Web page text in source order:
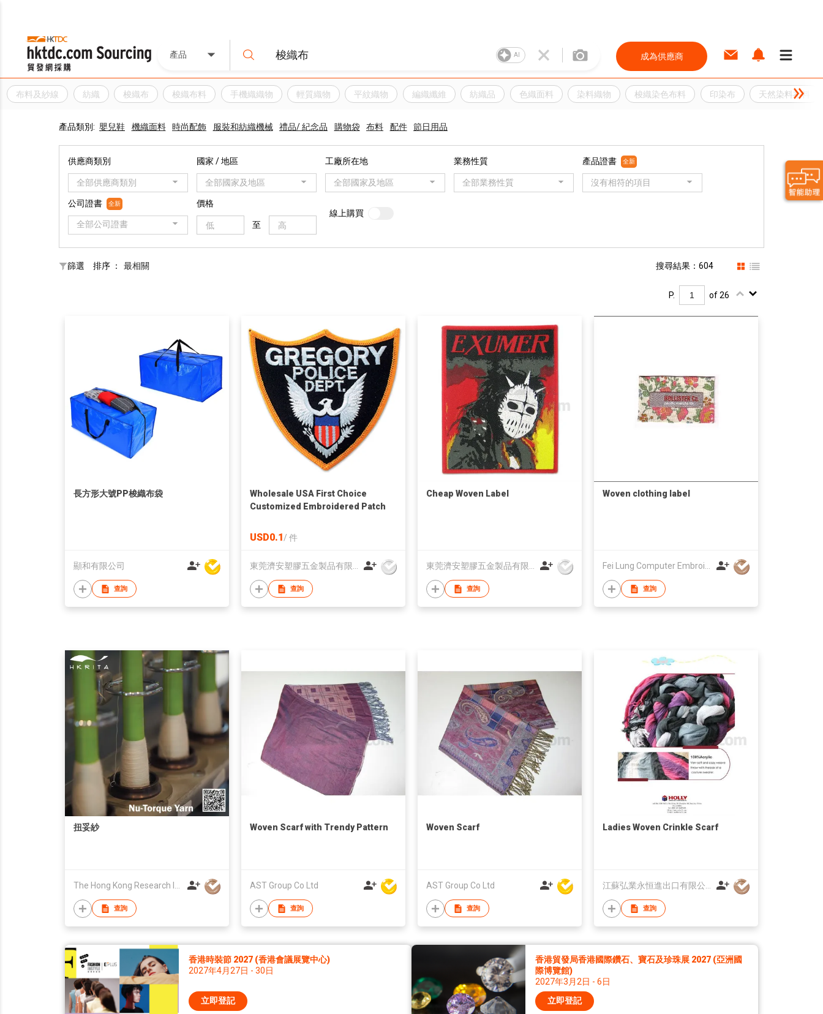
產品 AI 成為供應商
布料及紗線 紡織 梭織布 梭織布料 手機織織物 輕質織物 平紋織物 編織纖維 紡織品 色織面料 染料織物 梭織染色布料 印染布 天然染料布料
產品類別: 嬰兒鞋 機織面料 時尚配飾 服裝和紡織機械 禮品/ 紀念品 購物袋 布料 配件 節日用品
供應商類別
全部供應商類別
國家 / 地區
全部國家及地區
工廠所在地
全部國家及地區
業務性質
全部業務性質
產品證書 全新
沒有相符的項目
公司證書 全新
全部公司證書
價格
至
線上購買
篩選 排序 ： 最相關 搜尋結果：604
P. of 26
長方形大號PP梭織布袋
顯和有限公司
查詢
Wholesale USA First Choice
Customized Embroidered Patch
USD0.1/ 件
查詢
Cheap Woven Label
查詢
Woven clothing label
查詢
扭妥紗
查詢
Woven Scarf with Trendy Pattern
AST Group Co Ltd
查詢
Woven Scarf
AST Group Co Ltd
查詢
Ladies Woven Crinkle Scarf
查詢
香港時裝節 2027 (香港會議展覽中心)
2027年4月27日 - 30日
立即登記
香港貿發局香港國際鑽石、寶石及珍珠展 2027 (亞洲國
際博覽館)
2027年3月2日 - 6日
立即登記